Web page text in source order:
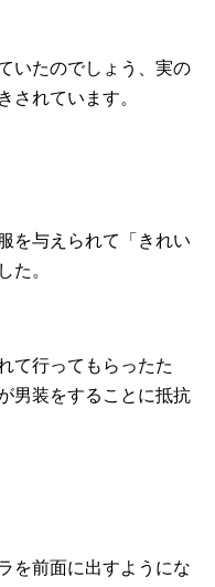
いたのでしょう、実の
されています。
を与えられて「きれい
た。
て行ってもらったた
男装をすることに抵抗
を前面に出すようにな